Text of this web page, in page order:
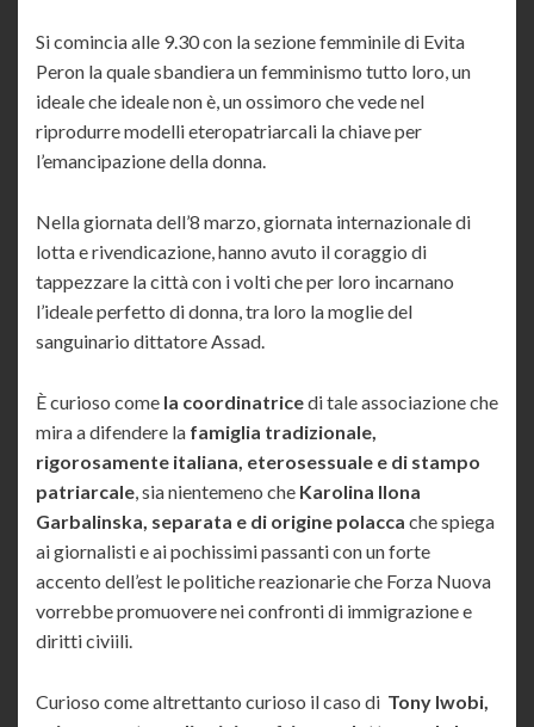
Si comincia alle 9.30 con la sezione femminile di Evita
Peron la quale sbandiera un femminismo tutto loro, un
ideale che ideale non è, un ossimoro che vede nel
riprodurre modelli eteropatriarcali la chiave per
l’emancipazione della donna.
Nella giornata dell’8 marzo, giornata internazionale di
lotta e rivendicazione, hanno avuto il coraggio di
tappezzare la città con i volti che per loro incarnano
l’ideale perfetto di donna, tra loro la moglie del
sanguinario dittatore Assad.
È curioso come la coordinatricedi tale associazione che
mira a difendere la famiglia tradizionale,
rigorosamente italiana, eterosessuale e di stampo
patriarcale, sia nientemeno che Karolina Ilona
Garbalinska, separata e di origine polacca che spiega
ai giornalisti e ai pochissimi passanti con un forte
accento dell’est le politiche reazionarie che Forza Nuova
vorrebbe promuovere nei confronti di immigrazione e
diritti civiili.
Curioso come altrettanto curioso il caso di Tony Iwobi,